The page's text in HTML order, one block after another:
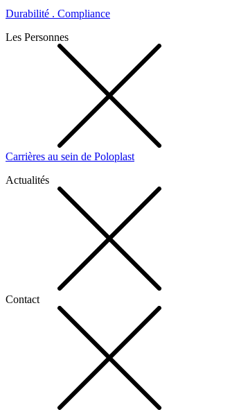
Durabilité . Compliance
Les Personnes
Carrières au sein de Poloplast
Actualités
Contact